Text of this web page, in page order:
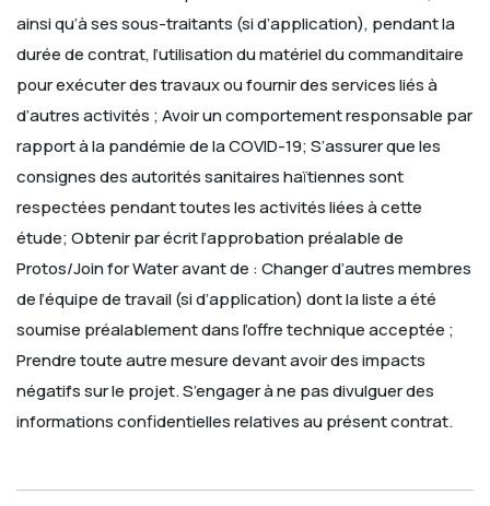
ainsi qu’à ses sous-traitants (si d’application), pendant la
durée de contrat, l’utilisation du matériel du commanditaire
pour exécuter des travaux ou fournir des services liés à
d’autres activités ; Avoir un comportement responsable par
rapport à la pandémie de la COVID-19; S’assurer que les
consignes des autorités sanitaires haïtiennes sont
respectées pendant toutes les activités liées à cette
étude; Obtenir par écrit l’approbation préalable de
Protos/Join for Water avant de : Changer d’autres membres
de l’équipe de travail (si d’application) dont la liste a été
soumise préalablement dans l’offre technique acceptée ;
Prendre toute autre mesure devant avoir des impacts
négatifs sur le projet. S’engager à ne pas divulguer des
informations confidentielles relatives au présent contrat.